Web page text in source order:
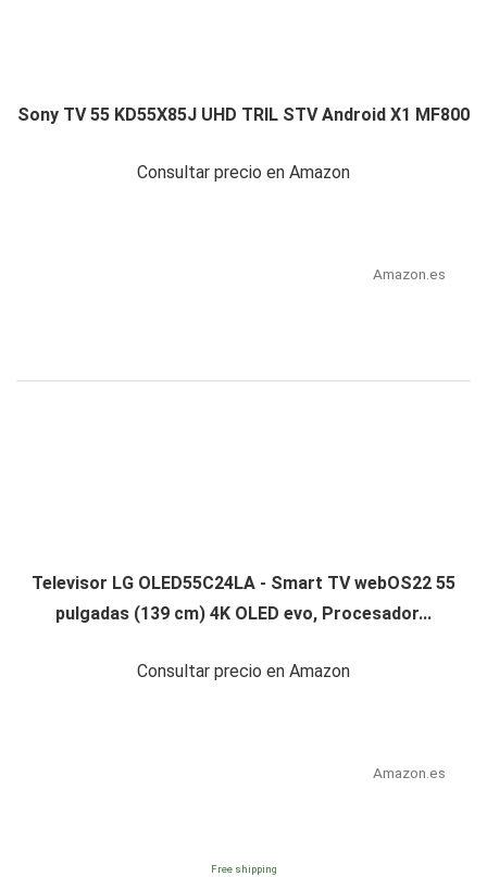
Sony TV 55 KD55X85J UHD TRIL STV Android X1 MF800
Consultar precio en Amazon
Amazon.es
Televisor LG OLED55C24LA - Smart TV webOS22 55
pulgadas (139 cm) 4K OLED evo, Procesador...
Consultar precio en Amazon
Amazon.es
Free shipping